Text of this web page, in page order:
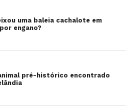
uma baleia cachalote em
engano?
pré-histórico encontrado